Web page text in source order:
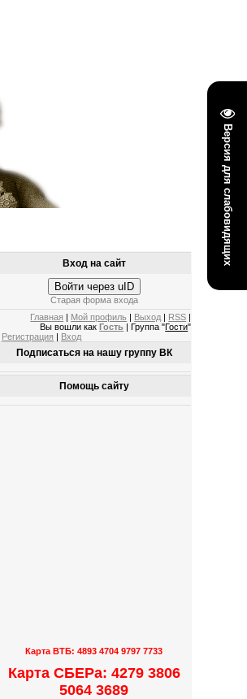
Версия для слабовидящих
Вход на сайт
Войти через uID
Старая форма входа
Главная
Мой профиль Выход RSS
Вы вошли как Гость | Группа "Гости"
Регистрация Вход
Подписаться на нашу группу ВК
Помощь сайту
Карта ВТБ: 4893 4704 9797 7733
Карта СБЕРа: 4279 3806
5064 3689